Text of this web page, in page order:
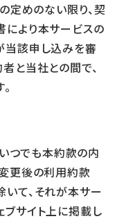
定めのない限り、契
により本サービスの
当該申し込みを審
と当社との間で、
つでも本約款の内
更後の利用約款
て、それが本サー
サイト上に掲載し